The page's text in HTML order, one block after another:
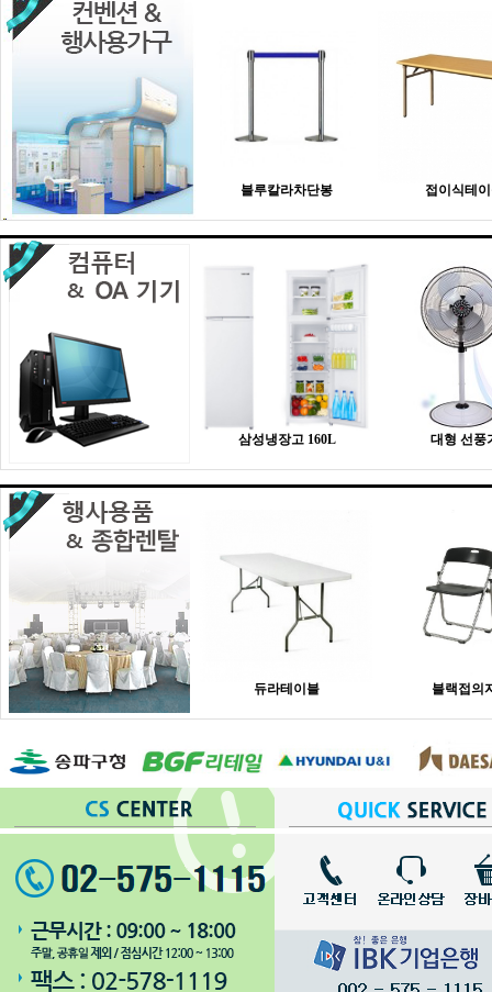
블루칼라차단봉 접이식테
삼성냉장고 160L 대형 선풍
듀라테이블 블랙접의